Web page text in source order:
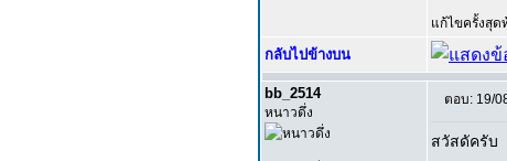
แก้ไขครั้งสุด
กลับไปข้างบน
bb_2514
หนาวดึ่ง
ตอบ: 19/
สวัสดัครับ